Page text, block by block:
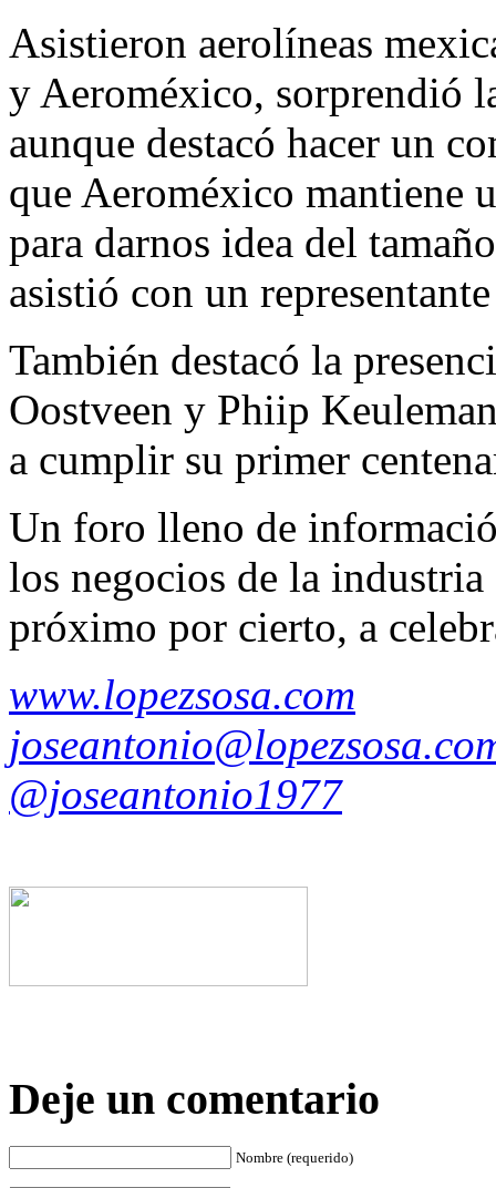
Asistieron aerolíneas
y Aeroméxico, sorprendió
aunque destacó hacer un
que Aeroméxico mantiene
para darnos idea del
asistió con un
También destacó la
Oostveen y Phiip
a cumplir su primer
Un foro lleno de
los negocios de la industria
próximo por cierto, a
www.lopezsosa.com
@joseantonio1977
Deje un comentario
Nombre (requerido)